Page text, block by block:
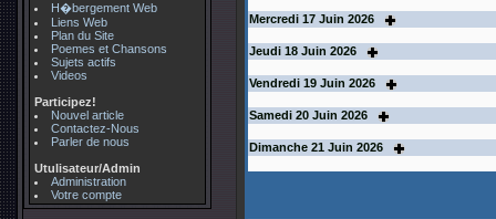
H�bergement Web
Liens Web
Plan du Site
Poemes et Chansons
Sujets actifs
Videos
Participez!
Nouvel article
Contactez-Nous
Parler de nous
Utulisateur/Admin
Administration
Votre compte
Mercredi 17 Juin 2026
Jeudi 18 Juin 2026
Vendredi 19 Juin 2026
Samedi 20 Juin 2026
Dimanche 21 Juin 2026